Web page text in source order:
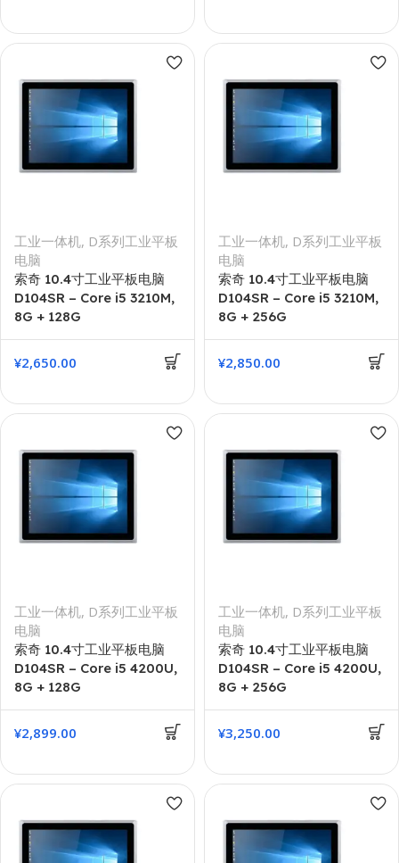
工业一体机, D系列工业平板
电脑
索奇 10.4寸工业平板电脑
D104SR – Core i5 3210M,
8G + 128G
¥2,650.00
工业一体机, D系列工业平板
电脑
索奇 10.4寸工业平板电脑
D104SR – Core i5 3210M,
8G + 256G
¥2,850.00
工业一体机, D系列工业平板
电脑
索奇 10.4寸工业平板电脑
D104SR – Core i5 4200U,
8G + 128G
¥2,899.00
工业一体机, D系列工业平板
电脑
索奇 10.4寸工业平板电脑
D104SR – Core i5 4200U,
8G + 256G
¥3,250.00